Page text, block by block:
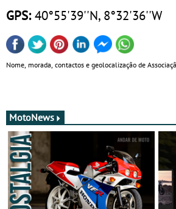
GPS:40°55'39''N, 8°32'36''W
Nome, morada, contactos e geolocalização de
MotoNews